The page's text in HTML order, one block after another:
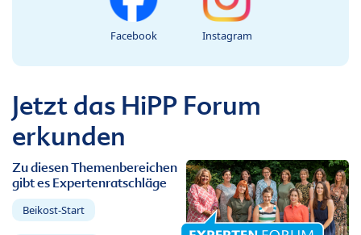
Facebook Instagram
Jetzt das HiPP Forum
erkunden
Zu diesen Themenbereichen
gibt es Expertenratschläge
Beikost-Start